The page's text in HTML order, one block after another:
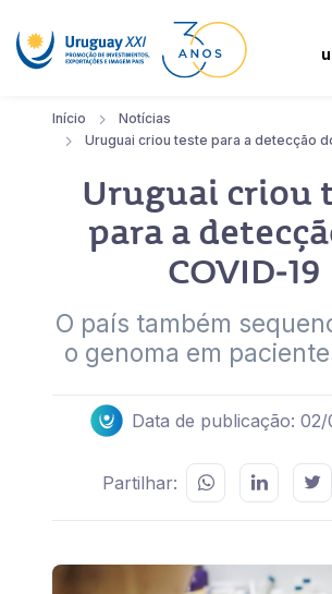
Início
Notícias
Uruguai criou teste para a detecção
Uruguai criou
para a
COVID-19
O país também
o genoma em
Data de publicação:
Partilhar: